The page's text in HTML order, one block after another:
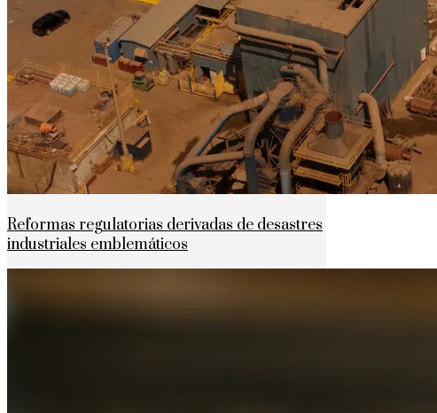
Reformas regulatorias derivadas de desastres
industriales emblemáticos